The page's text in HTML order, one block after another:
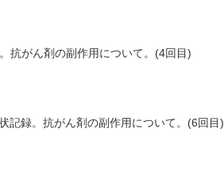
抗がん剤の副作用について。(4回目)
記録。抗がん剤の副作用について。(6回目)